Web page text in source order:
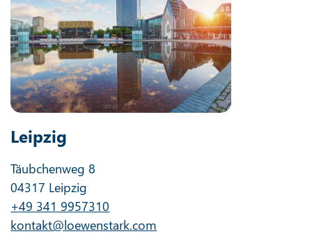
Leipzig
Täubchenweg 8
04317 Leipzig
+49 341 9957310
kontakt@loewenstark.com